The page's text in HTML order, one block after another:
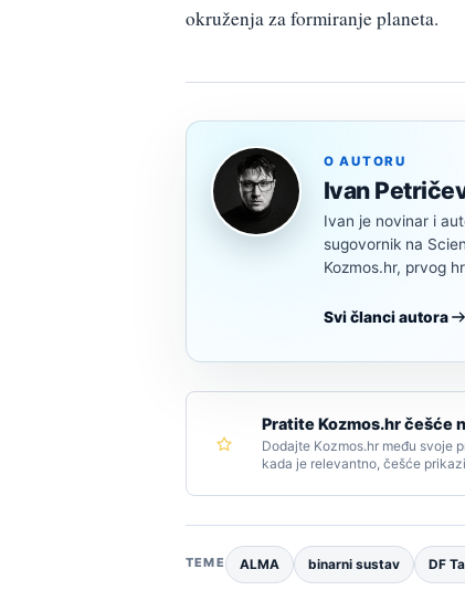
okruženja za formiranje planeta.
O AUTORU
Ivan
Ivan je novinar i
sugovornik na
Kozmos.hr, prvog
Svi članci autora
Pratite Kozmos.hr češće
Dodajte Kozmos.hr među svoje
kada je relevantno, češće
TEME ALMA binarni sustav DF